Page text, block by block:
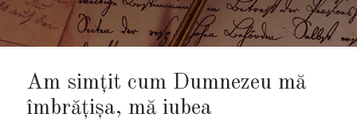
Am simțit cum Dumnezeu mă
îmbrățișa, mă iubea